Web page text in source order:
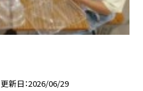
更新日 2026/06/29